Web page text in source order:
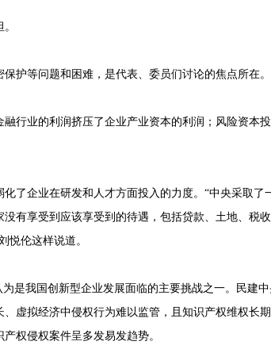
护等问题和困难，是代表、委员们讨论的焦点所在。
行业的利润挤压了企业产业资本的利润；风险资本
了企业在研发和人才方面投入的力度。“中央采取
有享受到应该享受到的待遇，包括贷款、土地、税
悦伦这样说道。
是我国创新型企业发展面临的主要挑战之一。民建
虚拟经济中侵权行为难以监管，且知识产权维权长
权侵权案件呈多发易发趋势。